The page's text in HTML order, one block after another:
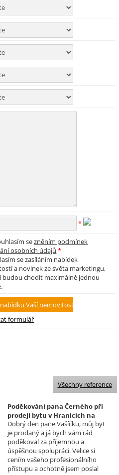
*
sezněním podmínek
osobních údajů *
se zasíláním nabídek
a novinek ze světa marketingu,
budou chodit maximálně jednou
Poděkování pana Černého při
prodeji bytu v Hranicích na
Moravě
Realizoval makléř: David
Vašíček
Dobrý den pane Vašíčku, můj byt
je prodaný a já bych vám rád
poděkoval za příjemnou a
úspěšnou spolupráci. Velice si
cením vašeho profesionálního
přístupu a ochotně jsem poslal
Všechny reference